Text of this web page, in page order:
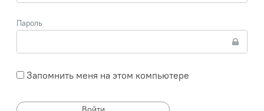
Пароль
Запомнить меня на этом компьютере